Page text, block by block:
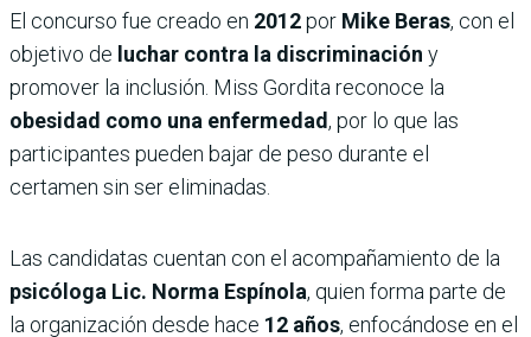
El concurso fue creado en 2012por Mike Beras, con el
objetivo de luchar contra la discriminación y
promover la inclusión. Miss Gordita reconoce la
obesidad como una enfermedad, por lo que las
participantes pueden bajar de peso durante el
certamen sin ser eliminadas.
Las candidatas cuentan con el acompañamiento de la
psicóloga Lic. Norma Espínola, quien forma parte de
la organización desde hace 12 años, enfocándose en el